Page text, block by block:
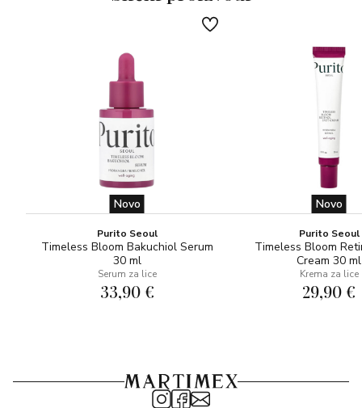
3. Umasirajte jednu do tri kapi seruma u kožu.
4. Pričekajte da se proizvod upije u kožu, zatim nanesite
preporučeni Environov hidracijski proizvod s vitaminom A.
5. Upotrebljavajte ujutro i navečer.
Novo
Purito Seoul
Timeless Bloom Bakuchiol Serum
30 ml
Serum za lice
33,90 €
Novo
Purito Seoul
Timeless Bloom
Cream 30 ml
Krema za lice
29,90 €